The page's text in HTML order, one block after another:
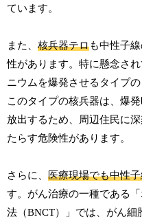
ています。
また、核兵器テロも中性子
性があります。特に懸念さ
ニウムを爆発させるタイプの
このタイプの核兵器は、爆
放出するため、周辺住民に
たらす危険性があります。
さらに、医療現場でも中性
す。がん治療の一種である
法（BNCT）」では、がん細